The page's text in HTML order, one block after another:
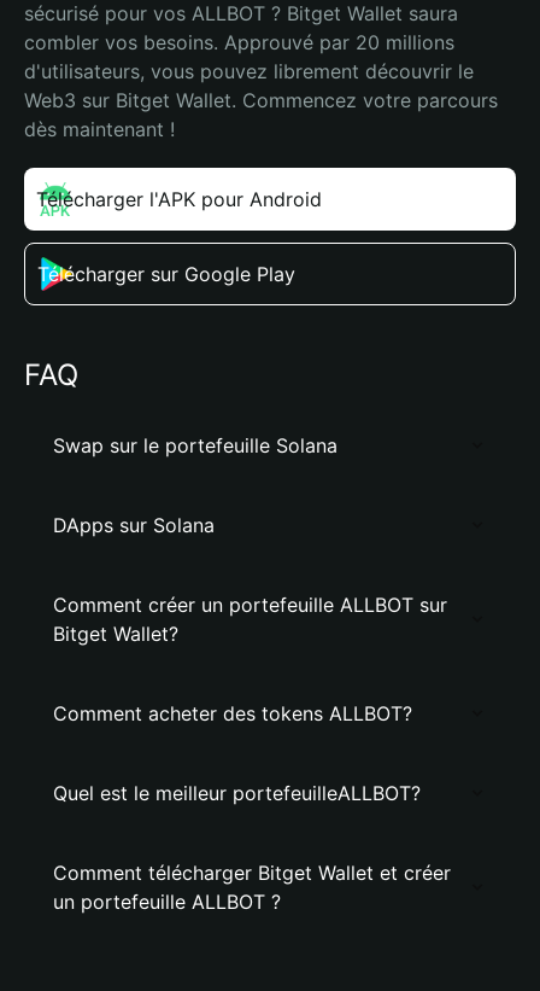
sécurisé pour vos ALLBOT ? Bitget Wallet saura
combler vos besoins. Approuvé par 20 millions
d'utilisateurs, vous pouvez librement découvrir le
Web3 sur Bitget Wallet. Commencez votre parcours
dès maintenant !
Télécharger l'APK pour Android
Télécharger sur Google Play
FAQ
Swap sur le portefeuille Solana
DApps sur Solana
Comment créer un portefeuille ALLBOT sur
Bitget Wallet?
Comment acheter des tokens ALLBOT?
Quel est le meilleur portefeuilleALLBOT?
Comment télécharger Bitget Wallet et créer
un portefeuille ALLBOT ?